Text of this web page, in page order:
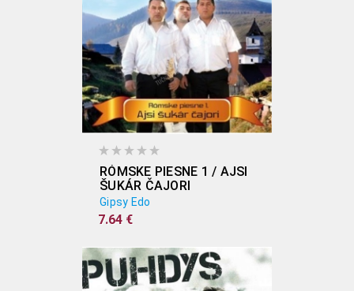
RÓMSKE PIESNE 1 / AJSI
ŠUKÁR ČAJORI
Gipsy Edo
7.64 €